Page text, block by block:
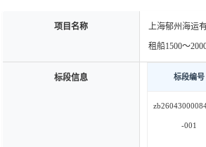
项目名称
上海郁州海运
租船1500～
标段信息 标段编号
-001